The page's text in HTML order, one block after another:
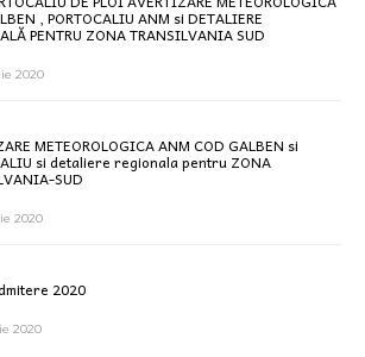
, PORTOCALIU ANM si DETALIERE
PENTRU ZONA TRANSILVANIA SUD
2020
METEOROLOGICA ANM COD GALBEN si
si detaliere regionala pentru ZONA
SUD
2020
2020
2020